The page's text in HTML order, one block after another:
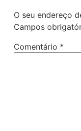
O seu endereço
Campos
Comentário *